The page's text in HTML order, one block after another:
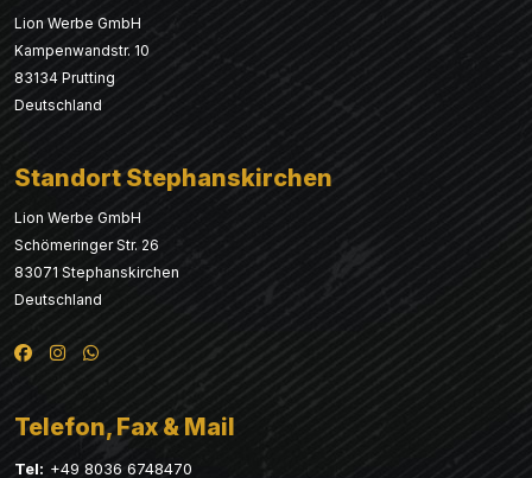
Lion Werbe GmbH
Kampenwandstr. 10
83134 Prutting
Deutschland
Standort Stephanskirchen
Lion Werbe GmbH
Schömeringer Str. 26
83071 Stephanskirchen
Deutschland
Telefon, Fax & Mail
Tel: +49 8036 6748470